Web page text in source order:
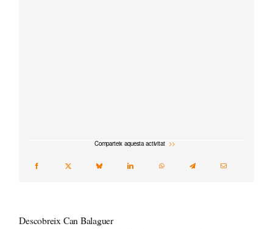
Comparteix aquesta activitat
Descobreix Can Balaguer